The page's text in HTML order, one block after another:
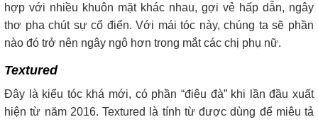
hợp với nhiều khuôn mặt khác nhau, gợi vẻ hấp dẫn, ngây
thơ pha chút sự cổ điển. Với mái tóc này, chúng ta sẽ phần
nào đó trở nên ngây ngô hơn trong mắt các chị phụ nữ.
Textured
Đây là kiểu tóc khá mới, có phần “điệu đà” khi lần đầu xuất
hiện từ năm 2016. Textured là tính từ được dùng để miêu tả